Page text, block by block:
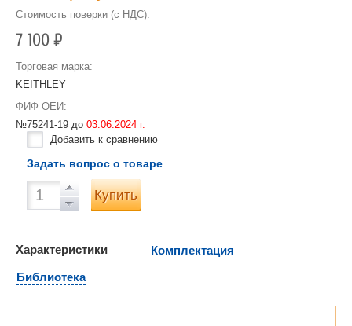
Стоимость поверки (с НДС):
7 100Р
Торговая марка:
KEITHLEY
ФИФ ОЕИ:
№75241-19 до 03.06.2024 г.
Добавить к сравнению
Задать вопрос о товаре
Купить
Характеристики
Комплектация
Библиотека